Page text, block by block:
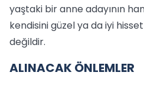
yaştaki bir anne adayının
kendisini güzel ya da iyi
değildir.
ALINACAK ÖNLEMLER